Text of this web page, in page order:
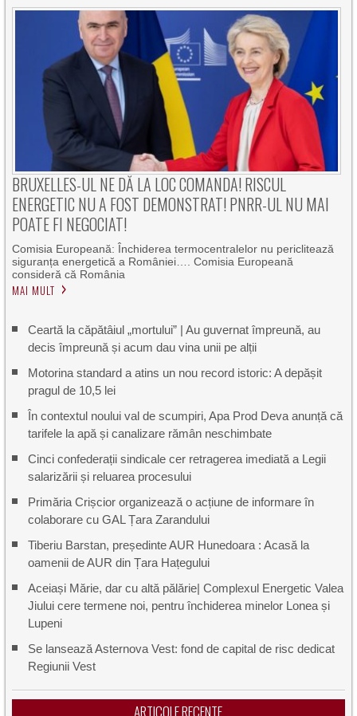
BRUXELLES-UL NE DĂ LA LOC COMANDA! RISCUL
ENERGETIC NU A FOST DEMONSTRAT! PNRR-UL NU MAI
POATE FI NEGOCIAT!
Comisia Europeană: Închiderea termocentralelor nu periclitează
siguranța energetică a României…. Comisia Europeană
consideră că România
MAI MULT
Ceartă la căpătâiul „mortului” | Au guvernat împreună, au
decis împreună și acum dau vina unii pe alții
Motorina standard a atins un nou record istoric: A depășit
pragul de 10,5 lei
În contextul noului val de scumpiri, Apa Prod Deva anunță că
tarifele la apă și canalizare rămân neschimbate
Cinci confederații sindicale cer retragerea imediată a Legii
salarizării și reluarea procesului
Primăria Crișcior organizează o acțiune de informare în
colaborare cu GAL Țara Zarandului
Tiberiu Barstan, președinte AUR Hunedoara : Acasă la
oamenii de AUR din Țara Hațegului
Aceiași Mărie, dar cu altă pălărie| Complexul Energetic Valea
Jiului cere termene noi, pentru închiderea minelor Lonea și
Lupeni
Se lansează Asternova Vest: fond de capital de risc dedicat
Regiunii Vest
ARTICOLE RECENTE